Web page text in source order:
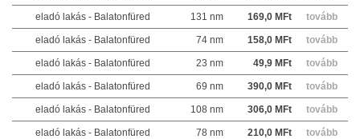
eladó lakás - Balatonfüred 131 nm 169,0 MFt tovább
eladó lakás - Balatonfüred 74 nm 158,0 MFt tovább
eladó lakás - Balatonfüred 23 nm 49,9 MFt tovább
eladó lakás - Balatonfüred 69 nm 390,0 MFt tovább
eladó lakás - Balatonfüred 108 nm 306,0 MFt tovább
eladó lakás - Balatonfüred 78 nm 210,0 MFt tovább